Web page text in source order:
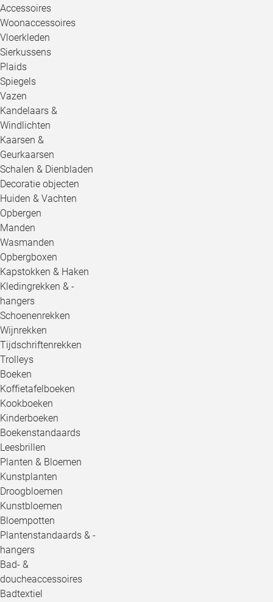
Accessoires
Woonaccessoires
Vloerkleden
Sierkussens
Plaids
Spiegels
Vazen
Kandelaars &
Windlichten
Kaarsen &
Geurkaarsen
Schalen & Dienbladen
Decoratie objecten
Huiden & Vachten
Opbergen
Manden
Wasmanden
Opbergboxen
Kapstokken & Haken
Kledingrekken & -
hangers
Schoenenrekken
Wijnrekken
Tijdschriftenrekken
Trolleys
Boeken
Koffietafelboeken
Kookboeken
Kinderboeken
Boekenstandaards
Leesbrillen
Planten & Bloemen
Kunstplanten
Droogbloemen
Kunstbloemen
Bloempotten
Plantenstandaards & -
hangers
Bad- &
doucheaccessoires
Badtextiel